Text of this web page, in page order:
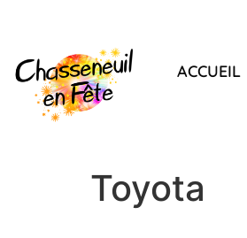
ACCUEIL
Toyota